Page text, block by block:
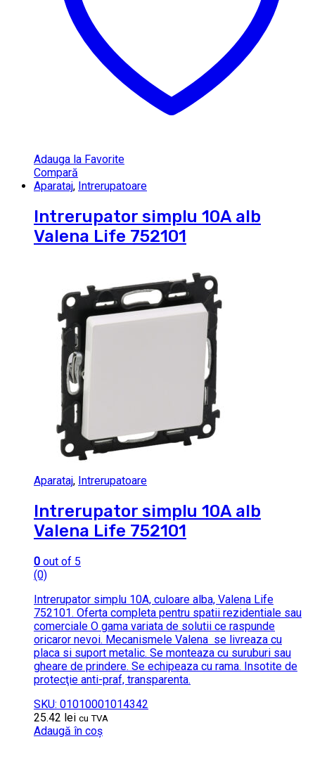
Adauga la Favorite
Compară
Aparataj, Intrerupatoare
Intrerupator simplu 10A alb
Valena Life 752101
Aparataj, Intrerupatoare
Intrerupator simplu 10A alb
Valena Life 752101
0 out of 5
(0)
Intrerupator simplu 10A, culoare alba, Valena Life
752101. Oferta completa pentru spatii rezidentiale sau
comerciale O gama variata de solutii ce raspunde
oricaror nevoi. Mecanismele Valena se livreaza cu
placa si suport metalic. Se monteaza cu suruburi sau
gheare de prindere. Se echipeaza cu rama. Insotite de
protecţie anti-praf, transparenta.
SKU: 01010001014342
25.42 lei cu TVA
Adaugă în coș